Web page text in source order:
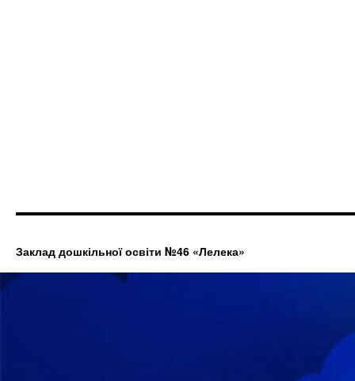
Заклад дошкільної освіти №46 «Лелека»